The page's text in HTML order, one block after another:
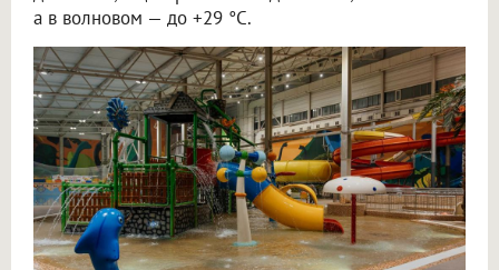
а в волновом — до +29 °C.